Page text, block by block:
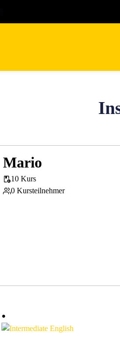
Mario
10 Kurs
0 Kursteilnehmer